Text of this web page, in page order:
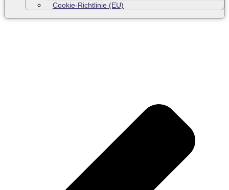
Cookie-Richtlinie (EU)